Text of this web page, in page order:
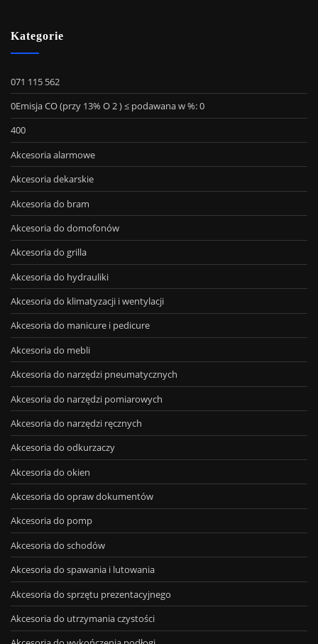
Kategorie
071 115 562
0Emisja CO (przy 13% O 2 ) ≤ podawana w %: 0
400
Akcesoria alarmowe
Akcesoria dekarskie
Akcesoria do bram
Akcesoria do domofonów
Akcesoria do grilla
Akcesoria do hydrauliki
Akcesoria do klimatyzacji i wentylacji
Akcesoria do manicure i pedicure
Akcesoria do mebli
Akcesoria do narzędzi pneumatycznych
Akcesoria do narzędzi pomiarowych
Akcesoria do narzędzi ręcznych
Akcesoria do odkurzaczy
Akcesoria do okien
Akcesoria do opraw dokumentów
Akcesoria do pomp
Akcesoria do schodów
Akcesoria do spawania i lutowania
Akcesoria do sprzętu prezentacyjnego
Akcesoria do utrzymania czystości